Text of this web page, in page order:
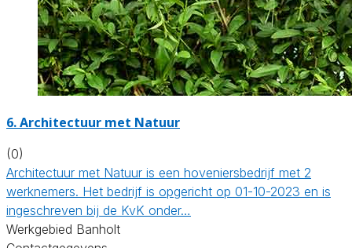
6.Architectuur met Natuur
(0)
Architectuur met Natuur is een hoveniersbedrijf met 2
werknemers. Het bedrijf is opgericht op 01-10-2023 en is
ingeschreven bij de KvK onder…
Werkgebied Banholt